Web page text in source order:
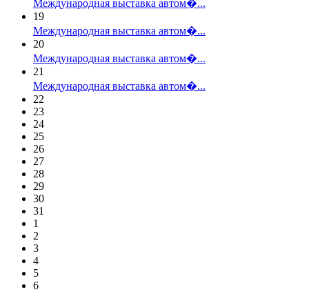
Международная выставка автом�...
19
Международная выставка автом�...
20
Международная выставка автом�...
21
Международная выставка автом�...
22
23
24
25
26
27
28
29
30
31
1
2
3
4
5
6